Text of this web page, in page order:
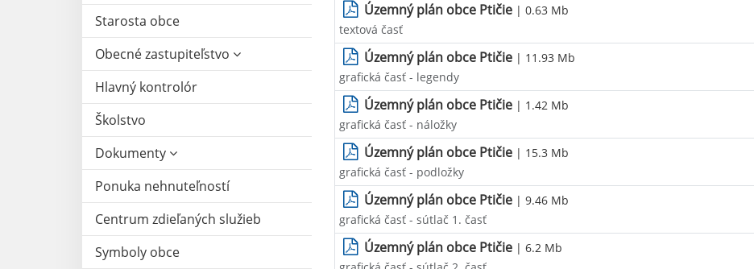
Starosta obce
Obecné zastupiteľstvo
Hlavný kontrolór
Školstvo
Dokumenty
Ponuka nehnuteľností
Centrum zdieľaných služieb
Symboly obce
Územný plán obce Ptičie | 0.63 Mb
textová časť
Územný plán obce Ptičie | 11.93 Mb
grafická časť - legendy
Územný plán obce Ptičie | 1.42 Mb
grafická časť - náložky
Územný plán obce Ptičie | 15.3 Mb
grafická časť - podložky
Územný plán obce Ptičie | 9.46 Mb
grafická časť - sútlač 1. časť
Územný plán obce Ptičie | 6.2 Mb